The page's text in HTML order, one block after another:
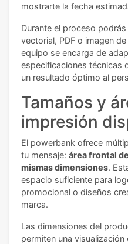
mostrarte la fecha
Durante el proceso
vectorial, PDF o imagen
equipo se encarga de
especificaciones técnicas
un resultado óptimo al
Tamaños y
impresión
El powerbank ofrece
tu mensaje: área frontal
mismas dimensiones.
espacio suficiente para
promocional o diseños
marca.
Las dimensiones del
permiten una